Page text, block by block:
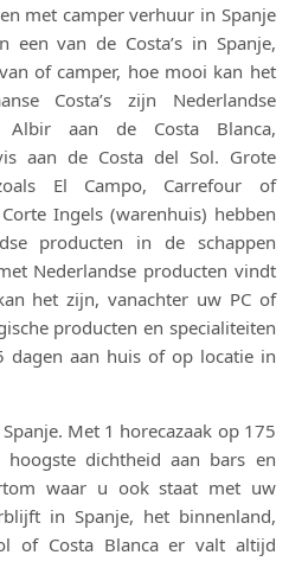
met camper verhuur in Spanje
een van de Costa’s in Spanje,
of camper, hoe mooi kan het
Costa’s zijn Nederlandse
Albir aan de Costa Blanca,
aan de Costa del Sol. Grote
El Campo, Carrefour of
Ingels (warenhuis) hebben
producten in de schappen
Nederlandse producten vindt
het zijn, vanachter uw PC of
producten en specialiteiten
dagen aan huis of op locatie in
Met 1 horecazaak op 175
dichtheid aan bars en
waar u ook staat met uw
in Spanje, het binnenland,
of Costa Blanca er valt altijd